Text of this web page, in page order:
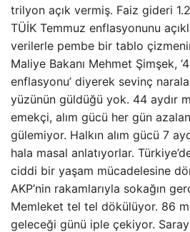
trilyon açık vermiş. Faiz gideri
TÜİK Temmuz enflasyonunu
verilerle pembe bir tablo
Maliye Bakanı Mehmet Şimşek,
enflasyonu’ diyerek sevinç
yüzünün güldüğü yok. 44 aydır
emekçi, alım gücü her gün
gülemiyor. Halkın alım gücü 7
hala masal anlatıyorlar.
ciddi bir yaşam mücadelesine
AKP’nin rakamlarıyla sokağın
Memleket tel tel dökülüyor. 86
geleceği günü iple çekiyor.